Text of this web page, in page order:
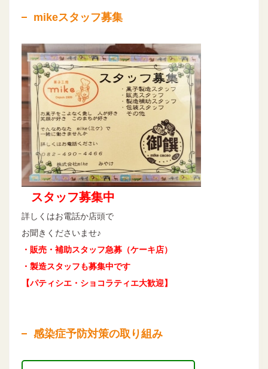
mikeスタッフ募集
スタッフ募集中
詳しくはお電話か店頭で
お聞きくださいませ♪
・販売・補助スタッフ急募（ケーキ店）
・製造スタッフも募集中です
【パティシエ・ショコラティエ大歓迎】
感染症予防対策の取り組み